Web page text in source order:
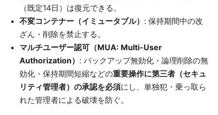
（既定14日）は復元できる。
不変コンテナー（イミュータブル） : 保持期間中の改
ざん・削除を禁止する。
マルチユーザー認可（MUA: Multi-User
Authorization） : バックアップ無効化・論理削除の無
効化・保持期間短縮などの重要操作に第三者（セキュ
リティ管理者）の承認を必須にし、単独犯・乗っ取ら
れた管理者による破壊を防ぐ。